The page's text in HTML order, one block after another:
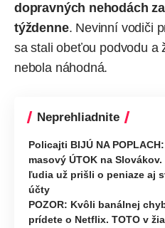
dopravných nehodách
týždenne. Nevinní vodiči
sa stali obeťou podvodu a
nebola náhodná.
Neprehliadnite
Policajti BIJÚ NA
masový ÚTOK na Slovákov.
ľudia už prišli o peniaze aj
účty
POZOR: Kvôli banálnej
prídete o Netflix. TOTO v